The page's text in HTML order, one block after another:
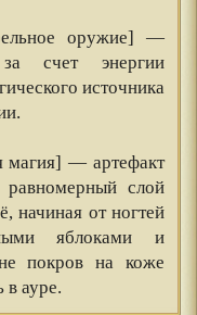
оружие] —
счет энергии
источника
магия] — артефакт
равномерный слой
начиная от ногтей
яблоками и
покров на коже
в ауре.